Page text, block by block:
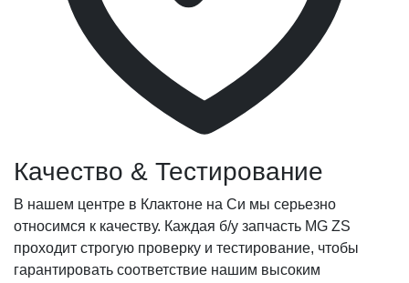
Качество & Тестирование
В нашем центре в Клактоне на Си мы серьезно
относимся к качеству. Каждая б/у запчасть MG ZS
проходит строгую проверку и тестирование, чтобы
гарантировать соответствие нашим высоким